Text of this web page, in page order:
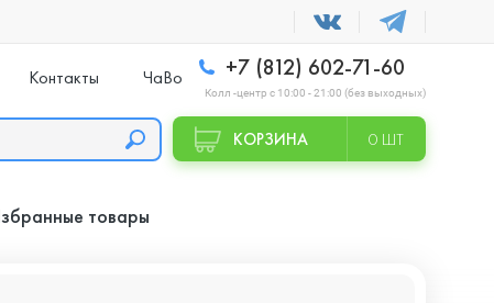
Контакты ЧаВо +7 (812) 602-71-60
Колл -центр с 10:00 - 21:00 (без выходных)
КОРЗИНА 0 ШТ
товары